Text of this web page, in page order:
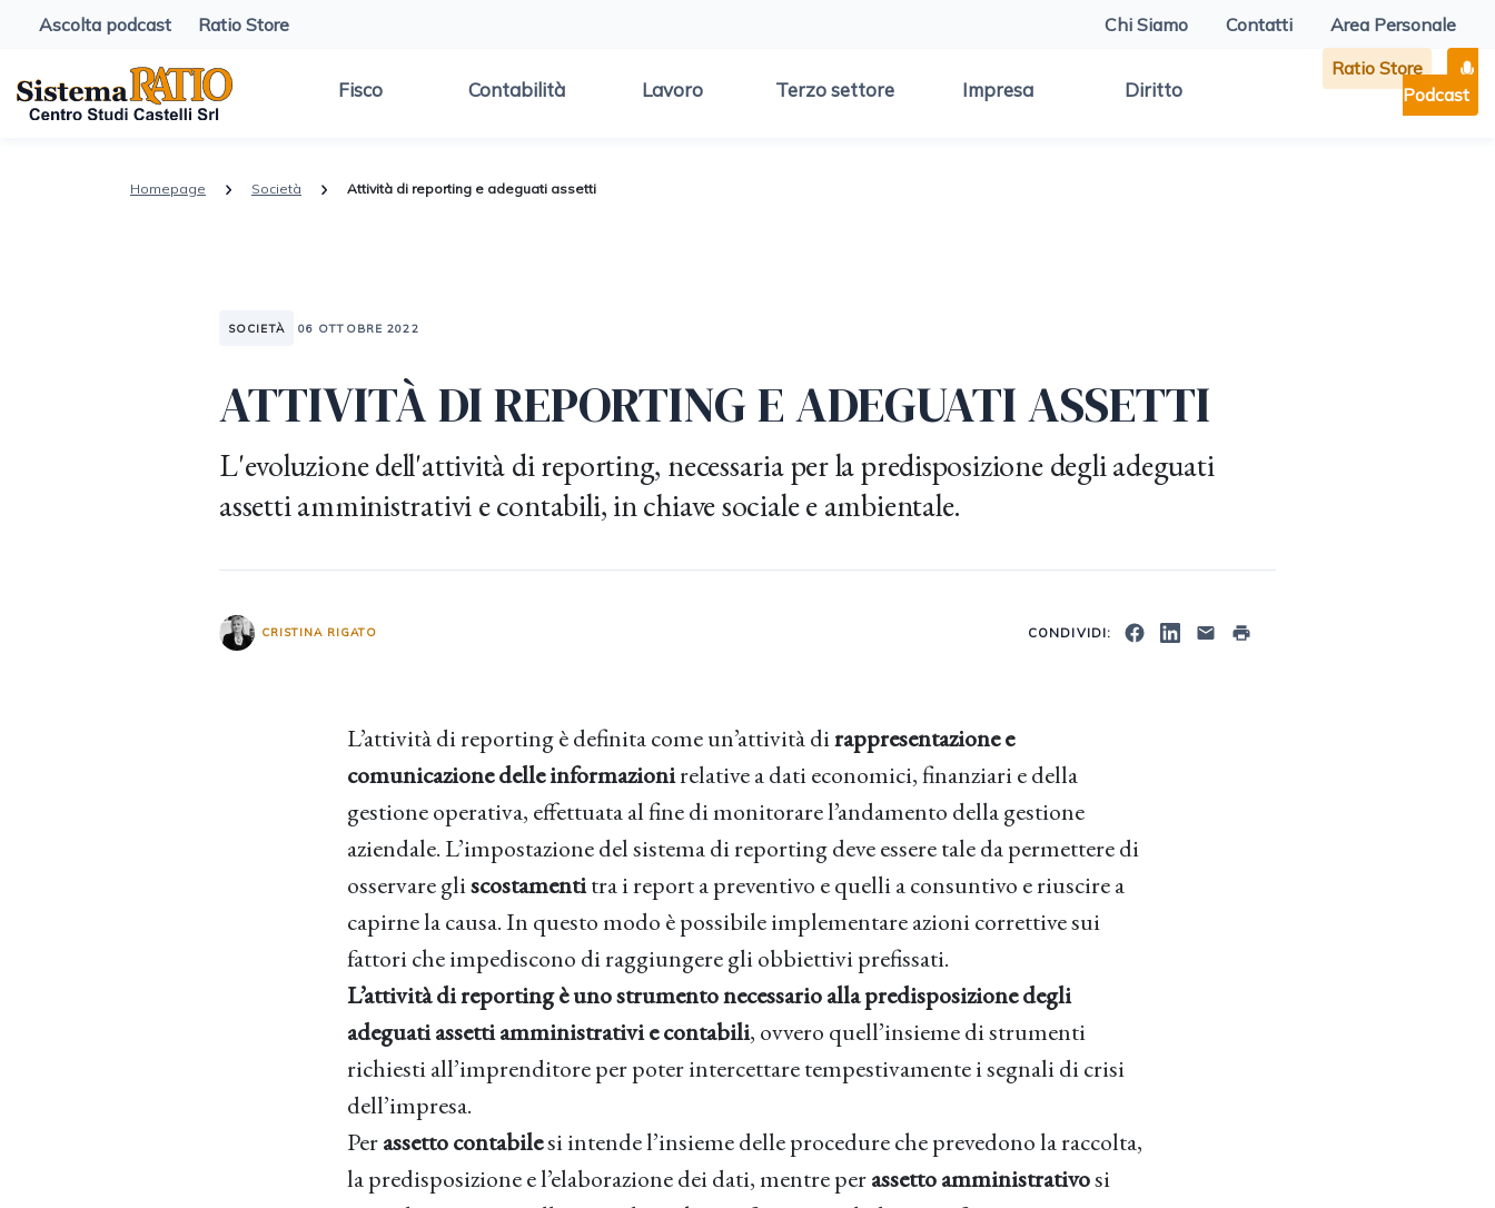
Ascolta podcast Ratio Store Chi Siamo Contatti Area Personale
Fisco Contabilità Lavoro Terzo settore Impresa Diritto
Ratio Store
Podcast
Homepage Società Attività di reporting e adeguati assetti
SOCIETÀ 06 OTTOBRE 2022
ATTIVITÀ DI REPORTING E ADEGUATI ASSETTI
L'evoluzione dell'attività di reporting, necessaria per la predisposizione degli adeguati
assetti amministrativi e contabili, in chiave sociale e ambientale.
CRISTINA RIGATO CONDIVIDI:
L’attività di reporting è definita come un’attività dirappresentazione e
comunicazione delle informazionirelative a dati economici, finanziari e della
gestione operativa, effettuata al fine di monitorare l’andamento della gestione
aziendale. L’impostazione del sistema di reporting deve essere tale da permettere di
osservare gliscostamentitra i report a preventivo e quelli a consuntivo e riuscire a
capirne la causa. In questo modo è possibile implementare azioni correttive sui
fattori che impediscono di raggiungere gli obbiettivi prefissati.
L’attività di reporting è uno strumento necessario alla predisposizione degli
adeguati assetti amministrativi e contabili, ovvero quell’insieme di strumenti
richiesti all’imprenditore per poter intercettare tempestivamente i segnali di crisi
dell’impresa.
Perassetto contabilesi intende l’insieme delle procedure che prevedono la raccolta,
la predisposizione e l’elaborazione dei dati, mentre perassetto amministrativosi